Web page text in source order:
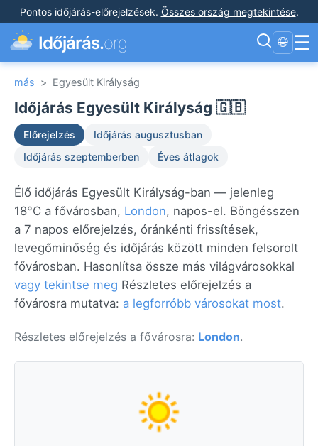
Pontos időjárás-előrejelzések. Összes ország megtekintése.
Időjárás.org 🌐 ☰
más > Egyesült Királyság
Időjárás Egyesült Királyság 🇬🇧
Előrejelzés
Időjárás augusztusban
Időjárás szeptemberben
Éves átlagok
Élő időjárás Egyesült Királyság-ban — jelenleg
18°C a fővárosban, London, napos-el. Böngésszen
a 7 napos előrejelzés, óránkénti frissítések,
levegőminőség és időjárás között minden felsorolt
fővárosban. Hasonlítsa össze más világvárosokkal
vagy tekintse meg Részletes előrejelzés a
fővárosra mutatva: a legforróbb városokat most.
Részletes előrejelzés a fővárosra: London.